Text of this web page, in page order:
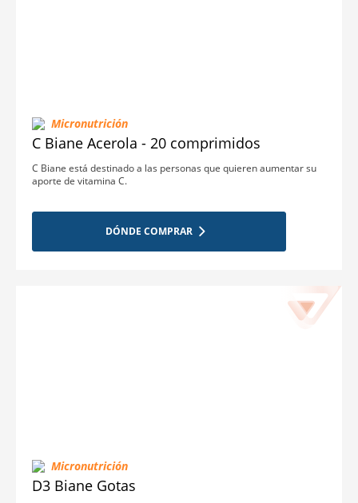
Micronutrición
C Biane Acerola - 20 comprimidos
C Biane está destinado a las personas que quieren aumentar su
aporte de vitamina C.
DÓNDE COMPRAR
Micronutrición
D3 Biane Gotas